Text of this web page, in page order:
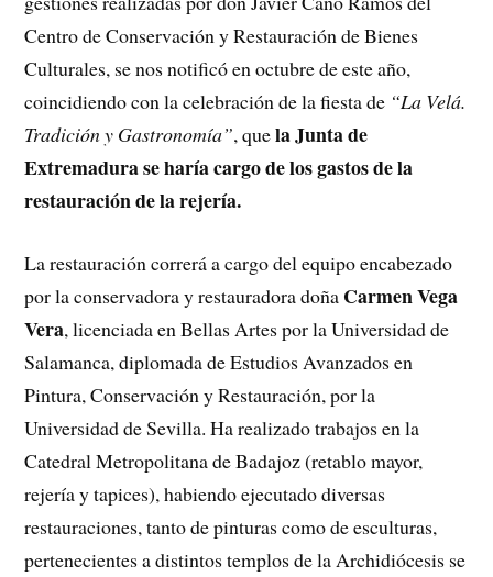
Centro de Conservación y Restauración de Bienes
Culturales, se nos notificó en octubre de este año,
coincidiendo con la celebración de la fiesta de “La Velá.
Tradición y Gastronomía”, quela Junta de
Extremadura se haría cargo de los gastos de la
restauración de la rejería.
La restauración correrá a cargo del equipo encabezado
por la conservadora y restauradora doña Carmen Vega
Vera, licenciada en Bellas Artes por la Universidad de
Salamanca, diplomada de Estudios Avanzados en
Pintura, Conservación y Restauración, por la
Universidad de Sevilla. Ha realizado trabajos en la
Catedral Metropolitana de Badajoz (retablo mayor,
rejería y tapices), habiendo ejecutado diversas
restauraciones, tanto de pinturas como de esculturas,
pertenecientes a distintos templos de la Archidiócesis se